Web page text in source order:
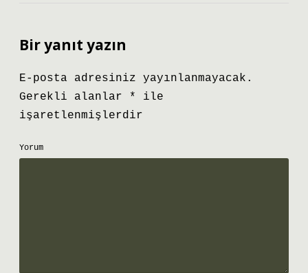
Bir yanıt yazın
E-posta adresiniz yayınlanmayacak.
Gerekli alanlar
*
ile
işaretlenmişlerdir
Yorum